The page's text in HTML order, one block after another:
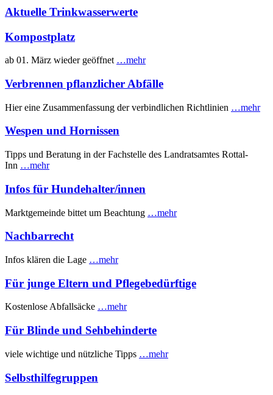
Aktuelle Trinkwasserwerte
Kompostplatz
ab 01. März wieder geöffnet …mehr
Verbrennen pflanzlicher Abfälle
Hier eine Zusammenfassung der verbindlichen Richtlinien …mehr
Wespen und Hornissen
Tipps und Beratung in der Fachstelle des Landratsamtes Rottal-
Inn …mehr
Infos für Hundehalter/innen
Marktgemeinde bittet um Beachtung …mehr
Nachbarrecht
Infos klären die Lage …mehr
Für junge Eltern und Pflegebedürftige
Kostenlose Abfallsäcke …mehr
Für Blinde und Sehbehinderte
viele wichtige und nützliche Tipps …mehr
Selbsthilfegruppen